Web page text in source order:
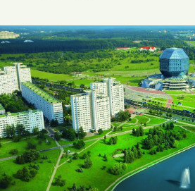
Исландия
Лаос
Эквадор
Топ мест отдыха
Анапа